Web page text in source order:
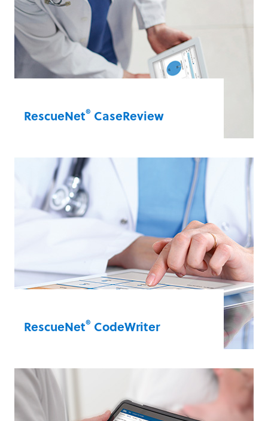
DeviceDashboard®
RescueNet® CaseReview
急救期間收集的各個資料點的截圖。您的團
隊可以利用這些資料點立即開展事後研討，
您也可以將它們作為彙整資料檢視，以改善
品質。
RescueNet® CaseReview
RescueNet® CodeWriter
憶錯誤。手持平板電腦可在急救期間記錄複
雜的筆記，並即時引導和整理筆記。
RescueNet® CodeWriter